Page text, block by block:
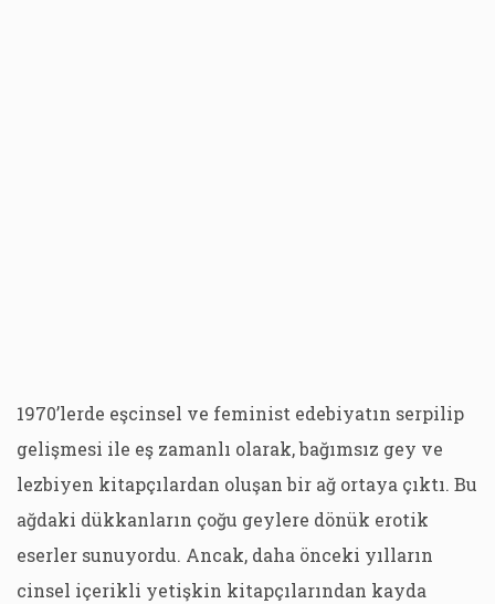
1970’lerde eşcinsel ve feminist edebiyatın serpilip
gelişmesi ile eş zamanlı olarak, bağımsız gey ve
lezbiyen kitapçılardan oluşan bir ağ ortaya çıktı. Bu
ağdaki dükkanların çoğu geylere dönük erotik
eserler sunuyordu. Ancak, daha önceki yılların
cinsel içerikli yetişkin kitapçılarından kayda